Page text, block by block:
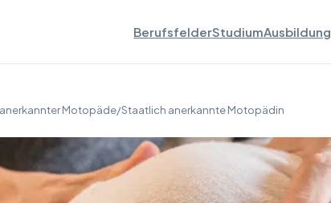
BerufsfelderStudiumAusbildung
Motopäde/Staatlich anerkannte Motopädin